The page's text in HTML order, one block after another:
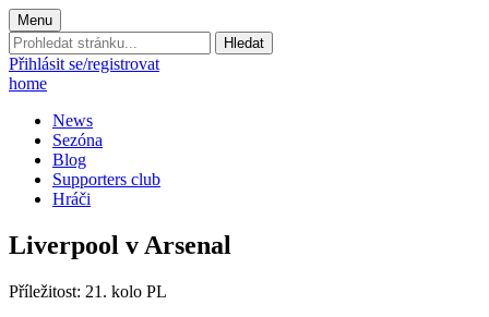
Menu
Prohledat
stránku:
Přihlásit se/registrovat
home
News
Sezóna
Blog
Supporters club
Hráči
Liverpool v Arsenal
Příležitost: 21. kolo PL